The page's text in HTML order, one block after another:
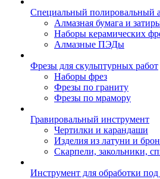
Специальный полировальный
Алмазная бумага и
Наборы керамических
Алмазные ПЭДы
Фрезы для скульптурных работ
Наборы фрез
Фрезы по граниту
Фрезы по мрамору
Гравировальный инструмент
Чертилки и карандаши
Изделия из латуни и
Скарпели, закольники,
Инструмент для обработки